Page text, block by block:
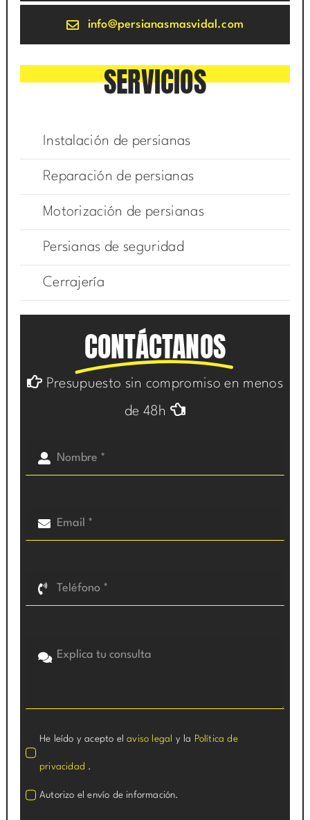
info@persianasmasvidal.com
SERVICIOS
Instalación de persianas
Reparación de persianas
Motorización de persianas
Persianas de seguridad
Cerrajería
CONTÁCTANOS
Presupuesto sin compromiso en menos
de 48h
He leído y acepto elaviso legal y la Política de
privacidad .
Autorizo el envío de información.